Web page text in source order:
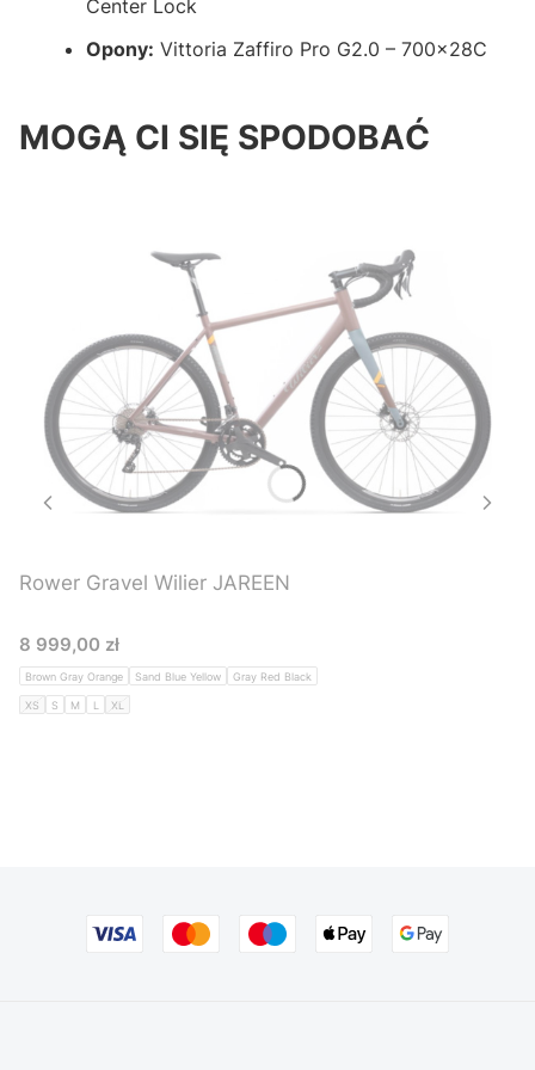
Center Lock
Opony: Vittoria Zaffiro Pro G2.0 – 700×28C
MOGĄ CI SIĘ SPODOBAĆ
Rower Gravel Wilier JAREEN
Cena
8 999,00 zł
Brown Gray Orange Sand Blue Yellow Gray Red Black
XS S M L XL